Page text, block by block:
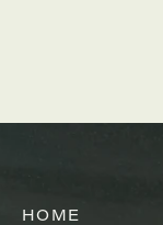
HOME